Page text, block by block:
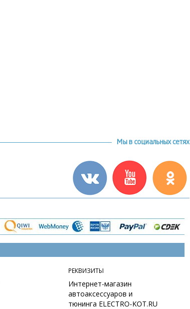
Мы в социальных сетях
РЕКВИЗИТЫ
Интернет-магазин
автоаксессуаров и
тюнинга ELECTRO-KOT.RU